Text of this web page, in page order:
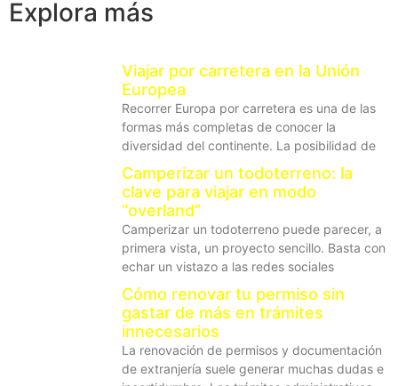
Explora más
Viajar por carretera en la Unión
Europea
Recorrer Europa por carretera es una de las
formas más completas de conocer la
diversidad del continente. La posibilidad de
Camperizar un todoterreno: la
clave para viajar en modo
“overland”
Camperizar un todoterreno puede parecer, a
primera vista, un proyecto sencillo. Basta con
echar un vistazo a las redes sociales
Cómo renovar tu permiso sin
gastar de más en trámites
innecesarios
La renovación de permisos y documentación
de extranjería suele generar muchas dudas e